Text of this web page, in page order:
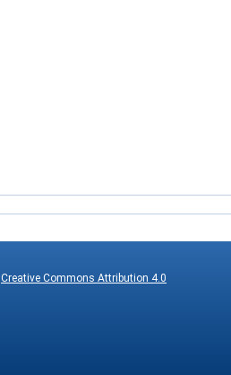
Creative Commons Attribution 4.0